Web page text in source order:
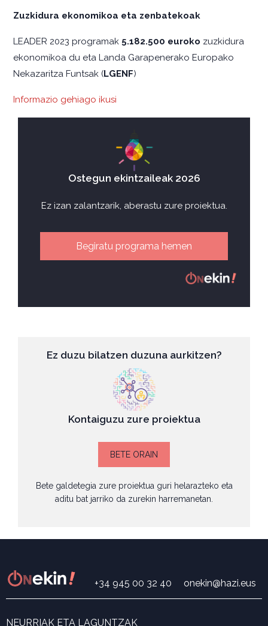
Zuzkidura ekonomikoa eta zenbatekoak
LEADER 2023 programak 5.182.500 euroko zuzkidura
ekonomikoa du eta Landa Garapenerako Europako
Nekazaritza Funtsak (LGENF)
Informazio gehiago ikusi
Ostegun ekintzaileak 2026
Ez izan zalantzarik, aberastu zure proiektua.
Begiratu programa hemen
Ez duzu bilatzen duzuna aurkitzen?
Kontaiguzu zure proiektua
BETE ORAIN
Bete galdetegia zure proiektua guri helarazteko eta
aditu bat jarriko da zurekin harremanetan.
+34 945 00 32 40 onekin@hazi.eus
NEURRIAK ETA LAGUNTZAK